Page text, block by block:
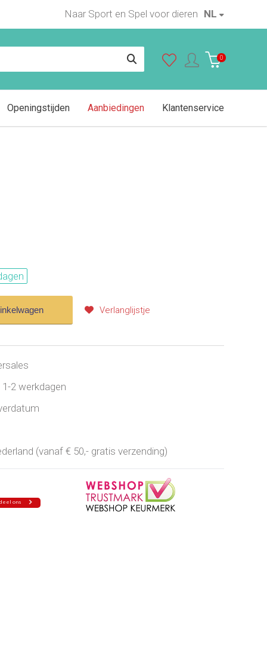
NL
Naar Sport en Spel voor dieren
0
Klantenservice
Aanbiedingen
Openingstijden
Verlanglijstje
2 werkdagen
(vanaf € 50,- gratis verzending)